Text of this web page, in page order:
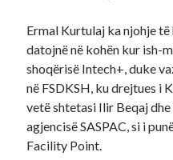
Ermal Kurtulaj ka njohje
datojnë në kohën kur ish-
shoqërisë Intech+, duke
në FSDKSH, ku drejtues i
vetë shtetasi Ilir Beqaj
agjencisë SASPAC, si i
Facility Point.